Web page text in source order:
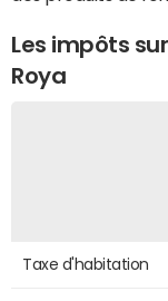
Les impôts
Roya
Taxe d'habitation